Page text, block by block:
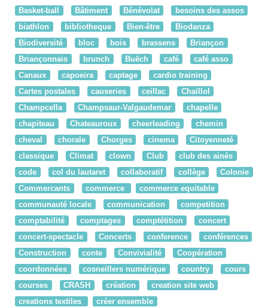
Basket-ball
Bâtiment Bénévolat
besoins des assos
biathlon
bibliotheque Bien-être
Biodanza
Biodiversité
bloc bois brassens
Briançon
Briançonnais
brunch Buëch café
café asso
Canaux
capoeira captage
cardio training
Cartes postales
causeries ceillac
Chaillol
Champcella
Champsaur-Valgaudemar
chapelle
chapiteau
Chateauroux cheerleading
chemin
cheval
chorale Chorges cinema
Citoyenneté
classique
Climat clown Club
club des ainés
code
col du lautaret collaboratif collège
Colonie
Commercants
commerce
commerce equitable
communauté locale
communication
competition
comptabilité
comptages comptétition
concert
concert-spectacle
Concerts conference
conférences
Construction
conte Convivialité
Coopération
coordonnées
cosneillers numérique country
cours
courses
CRASH création
creation site web
creations textiles
créer ensemble